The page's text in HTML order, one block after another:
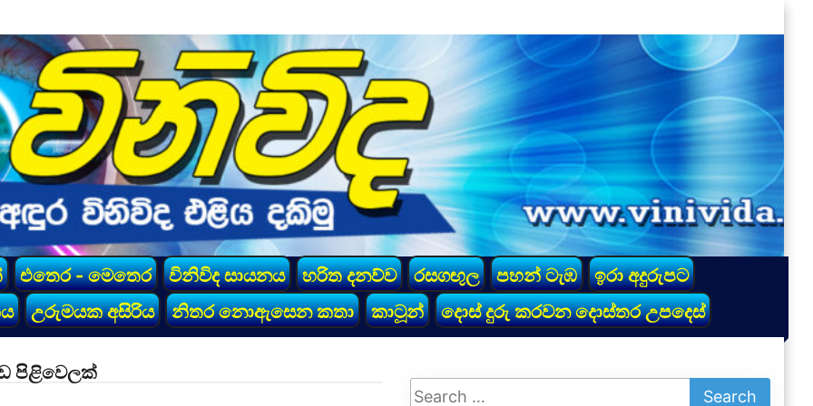
එතෙර - මෙතෙර විනිවිද සායනය හරිත දනව්ව රසගඟුල පහන් ටැඹ
ඉරා අදුරුපට
උරුමයක අසිරිය නිතර නොඇසෙන කතා කාටූන් දොස් දුරු කරවන දොස්තර උපදෙස්
පිළිවෙලක්